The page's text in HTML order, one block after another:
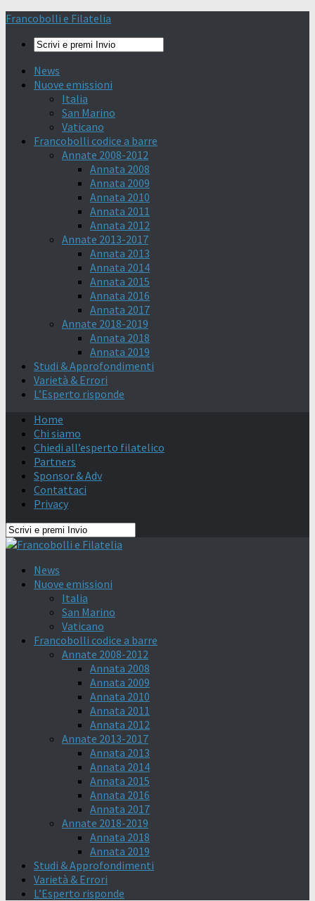
Francobolli e Filatelia
News
Nuove emissioni
Italia
San Marino
Vaticano
Francobolli codice a barre
Annate 2008-2012
Annata 2008
Annata 2009
Annata 2010
Annata 2011
Annata 2012
Annate 2013-2017
Annata 2013
Annata 2014
Annata 2015
Annata 2016
Annata 2017
Annate 2018-2019
Annata 2018
Annata 2019
Studi & Approfondimenti
Varietà & Errori
L’Esperto risponde
Home
Chi siamo
Chiedi all’esperto filatelico
Partners
Sponsor & Adv
Contattaci
Privacy
News
Nuove emissioni
Italia
San Marino
Vaticano
Francobolli codice a barre
Annate 2008-2012
Annata 2008
Annata 2009
Annata 2010
Annata 2011
Annata 2012
Annate 2013-2017
Annata 2013
Annata 2014
Annata 2015
Annata 2016
Annata 2017
Annate 2018-2019
Annata 2018
Annata 2019
Studi & Approfondimenti
Varietà & Errori
L’Esperto risponde